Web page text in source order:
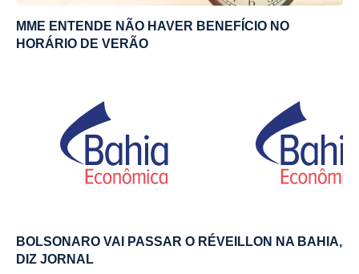
MME ENTENDE NÃO HAVER BENEFÍCIO NO
HORÁRIO DE VERÃO
BOLSONARO VAI PASSAR O RÉVEILLON NA BAHIA,
DIZ JORNAL